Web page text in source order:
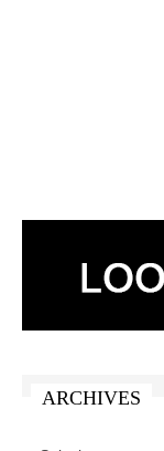
ARCHIVES